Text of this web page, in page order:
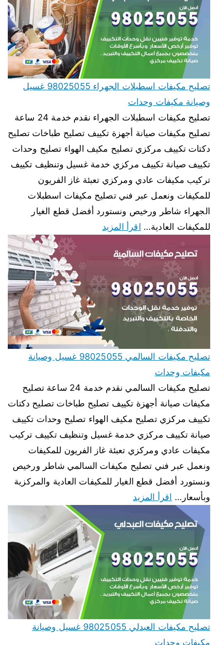
تصليح مكيفات اسطبلات الجهراء 98025055 غسيل
وصيانة مكيفات وحدات
تصليح مكيفات اسطبلات الجهراء نقدم خدمة 24 ساعة
تصليح مكيفات صيانة أجهزة تكييف تصليح طباخات تصليح
دكتات تكييف مركزي تصليح مكيف الهواء تصليح وحدات
تكييف صيانة تكييف مركزي خدمة غسيل وتنظيف تكييف
تركيب مكيفات عادي ومركزي تعبئة غاز الفريون
للمكيفات ونعمل عبر فني تصليح مكيفات اسطبلات
الجهراء شاطر ورخيص ونستورد أفضل قطع الغيار
للمكيفات العادية… اقرأ المزيد
تصليح مكيفات السالمي 98025055 غسيل وصيانة
مكيفات وحدات
تصليح مكيفات السالمي نقدم خدمة 24 ساعة تصليح
مكيفات صيانة أجهزة تكييف تصليح طباخات تصليح دكتات
تكييف مركزي تصليح مكيف الهواء تصليح وحدات تكييف
صيانة تكييف مركزي خدمة غسيل وتنظيف تكييف تركيب
مكيفات عادي ومركزي تعبئة غاز الفريون للمكيفات
ونعمل عبر فني تصليح مكيفات السالمي شاطر ورخيص
ونستورد أفضل قطع الغيار للمكيفات العادية والمركزية
وبأسعار… اقرأ المزيد
تصليح مكيفات العبدلي 98025055 غسيل وصيانة
مكيفات وحدات